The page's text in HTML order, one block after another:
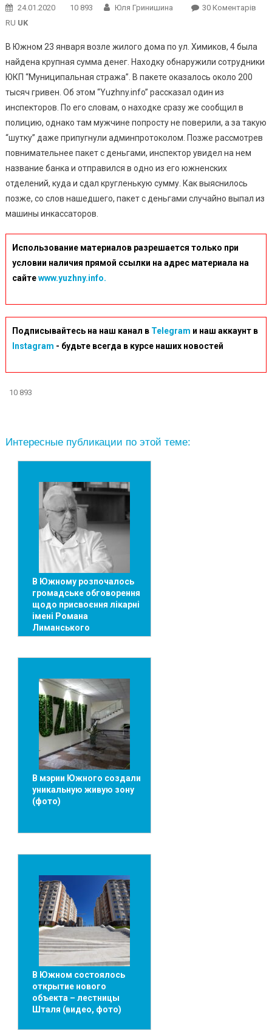
24.01.2020 10 893 Юля Гринишина 30 КоментарівДо
На
RU UK
В Южном 23 января возле жилого дома по ул. Химиков, 4 была
найдена крупная сумма денег. Находку обнаружили сотрудники
ЮКП “Муниципальная стража”. В пакете оказалось около 200
тысяч гривен. Об этом “Yuzhny.info” рассказал один из
инспекторов. По его словам, о находке сразу же сообщил в
полицию, однако там мужчине попросту не поверили, а за такую
“шутку” даже припугнули админпротоколом. Позже рассмотрев
повнимательнее пакет с деньгами, инспектор увидел на нем
название банка и отправился в одно из его южненских
отделений, куда и сдал кругленькую сумму. Как выяснилось
позже, со слов нашедшего, пакет с деньгами случайно выпал из
машины инкассаторов.
Использование материалов разрешается только при
условии наличия прямой ссылки на адрес материала на
сайтеwww.yuzhny.info.
Подписывайтесь на наш канал в Telegram и наш аккаунт в
Instagram - будьте всегда в курсе наших новостей
10 893
Интересные публикации по этой теме:
В Южному розпочалось
громадське обговорення
щодо присвоєння лікарні
імені Романа
Лиманського
В мэрии Южного создали
уникальную живую зону
(фото)
В Южном состоялось
открытие нового
объекта – лестницы
Шталя (видео, фото)